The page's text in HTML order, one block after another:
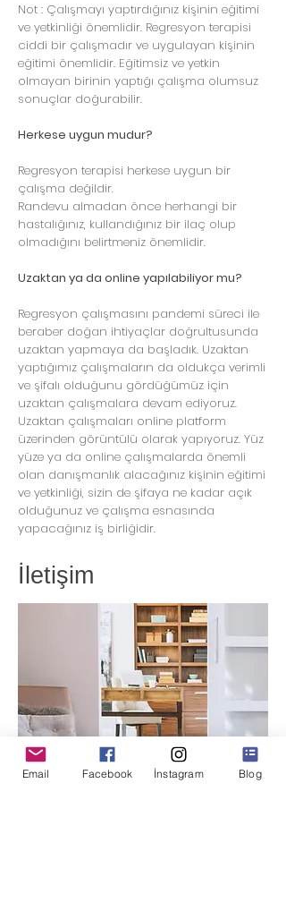
Not : Çalışmayı yaptırdığınız kişinin eğitimi
ve yetkinliği önemlidir. Regresyon terapisi
ciddi bir çalışmadır ve uygulayan kişinin
eğitimi önemlidir. Eğitimsiz ve yetkin
olmayan birinin yaptığı çalışma olumsuz
sonuçlar doğurabilir.
Herkese uygun mudur?
Regresyon terapisi herkese uygun bir
çalışma değildir.
Randevu almadan önce herhangi bir
hastalığınız, kullandığınız bir ilaç olup
olmadığını belirtmeniz önemlidir.
Uzaktan ya da online yapılabiliyor mu?
Regresyon çalışmasını pandemi süreci ile
beraber doğan ihtiyaçlar doğrultusunda
uzaktan yapmaya da başladık. Uzaktan
yaptığımız çalışmaların da oldukça verimli
ve şifalı olduğunu gördüğümüz için
uzaktan çalışmalara devam ediyoruz.
Uzaktan çalışmaları online platform
üzerinden görüntülü olarak yapıyoruz. Yüz
yüze ya da online çalışmalarda önemli
olan danışmanlık alacağınız kişinin eğitimi
ve yetkinliği, sizin de şifaya ne kadar açık
olduğunuz ve çalışma esnasında
yapacağınız iş birliğidir.
İletişim
Email Facebook İnstagram Blog